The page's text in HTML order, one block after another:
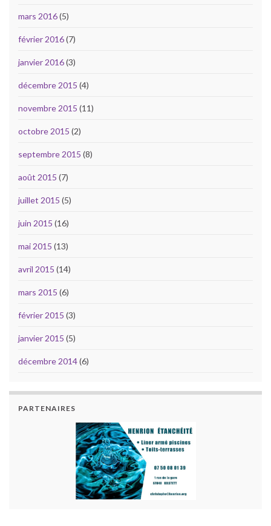
mars 2016(5)
février 2016(7)
janvier 2016(3)
décembre 2015 (4)
novembre 2015 (11)
octobre 2015 (2)
septembre 2015 (8)
août 2015 (7)
juillet 2015 (5)
juin 2015 (16)
mai 2015 (13)
avril 2015 (14)
mars 2015 (6)
février 2015 (3)
janvier 2015 (5)
décembre 2014(6)
PARTENAIRES